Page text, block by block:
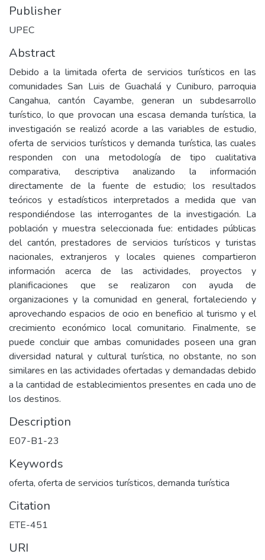
Publisher
UPEC
Abstract
Debido a la limitada oferta de servicios turísticos en las
comunidades San Luis de Guachalá y Cuniburo, parroquia
Cangahua, cantón Cayambe, generan un subdesarrollo
turístico, lo que provocan una escasa demanda turística, la
investigación se realizó acorde a las variables de estudio,
oferta de servicios turísticos y demanda turística, las cuales
responden con una metodología de tipo cualitativa
comparativa, descriptiva analizando la información
directamente de la fuente de estudio; los resultados
teóricos y estadísticos interpretados a medida que van
respondiéndose las interrogantes de la investigación. La
población y muestra seleccionada fue: entidades públicas
del cantón, prestadores de servicios turísticos y turistas
nacionales, extranjeros y locales quienes compartieron
información acerca de las actividades, proyectos y
planificaciones que se realizaron con ayuda de
organizaciones y la comunidad en general, fortaleciendo y
aprovechando espacios de ocio en beneficio al turismo y el
crecimiento económico local comunitario. Finalmente, se
puede concluir que ambas comunidades poseen una gran
diversidad natural y cultural turística, no obstante, no son
similares en las actividades ofertadas y demandadas debido
a la cantidad de establecimientos presentes en cada uno de
los destinos.
Description
E07-B1-23
Keywords
oferta, oferta de servicios turísticos, demanda turística
Citation
ETE-451
URI